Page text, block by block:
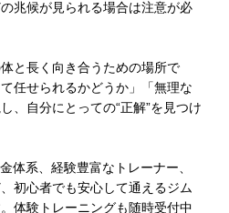
兆候が見られる場合は注意が必
と長く向き合うための場所で
任せられるかどうか」「無理な
、自分にとっての“正解”を見つけ
体系、経験豊富なトレーナー、
初心者でも安心して通えるジム
体験トレーニングも随時受付中